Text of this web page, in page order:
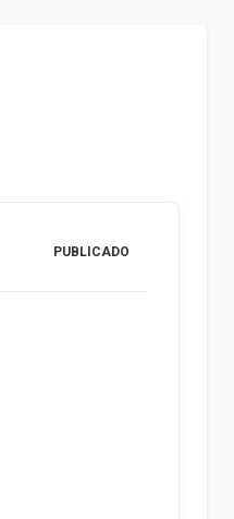
PUBLICADO